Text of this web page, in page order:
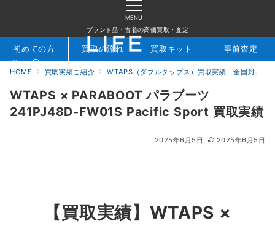
MENU
ブランド品・古着の高価買取・査定
検索 お問合せ
初めての方 買取の流れ 買取キット 事前査定
HOME 買取実績ご紹介 WTAPS（ダブルタップス）買取実績｜全国対応ブランド古着専門店LIFE
WTAPS × PARABOOT パラブーツ
241PJ48D-FW01S Pacific Sport 買取実績
2025年6月5日 2025年6月5日
【買取実績】WTAPS ×